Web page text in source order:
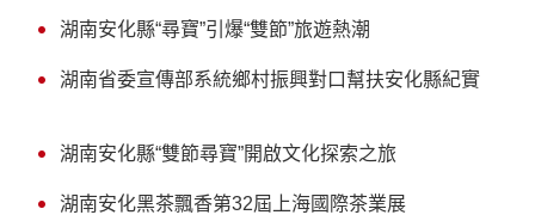
湖南安化縣“尋寶”引爆“雙節”旅遊熱潮
湖南省委宣傳部系統鄉村振興對口幫扶安化縣紀實
湖南安化縣“雙節尋寶”開啟文化探索之旅
湖南安化黑茶飄香第32屆上海國際茶業展